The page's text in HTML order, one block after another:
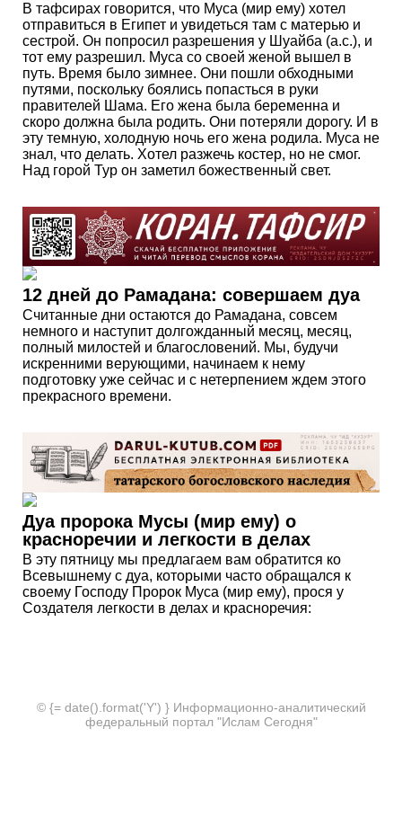
В тафсирах говорится, что Муса (мир ему) хотел
отправиться в Египет и увидеться там с матерью и
сестрой. Он попросил разрешения у Шуайба (а.с.), и
тот ему разрешил. Муса со своей женой вышел в
путь. Время было зимнее. Они пошли обходными
путями, поскольку боялись попасться в руки
правителей Шама. Его жена была беременна и
скоро должна была родить. Они потеряли дорогу. И в
эту темную, холодную ночь его жена родила. Муса не
знал, что делать. Хотел разжечь костер, но не смог.
Над горой Тур он заметил божественный свет.
12 дней до Рамадана: совершаем дуа
Считанные дни остаются до Рамадана, совсем
немного и наступит долгожданный месяц, месяц,
полный милостей и благословений. Мы, будучи
искренними верующими, начинаем к нему
подготовку уже сейчас и с нетерпением ждем этого
прекрасного времени.
Дуа пророка Мусы (мир ему) о
красноречии и легкости в делах
В эту пятницу мы предлагаем вам обратится ко
Всевышнему с дуа, которыми часто обращался к
своему Господу Пророк Муса (мир ему), прося у
Создателя легкости в делах и красноречия:
© {= date().format('Y') } Информационно-аналитический
федеральный портал "Ислам Сегодня"